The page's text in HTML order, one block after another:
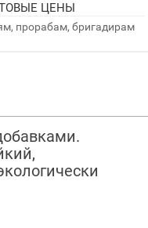
ЦЕНЫ
прорабам, бригадирам